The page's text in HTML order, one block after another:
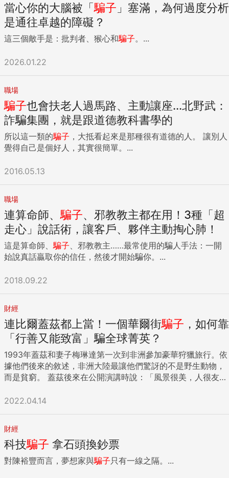
當心你的大腦被「騙子 」塞滿，為何過度分析
是通往卓越的障礙？
這三個敵手是：批判者、猴心和騙子。...
2026.01.22
職場
騙子也會扶老人過馬路、主動讓座...北野武：
詐騙集團，就是跟道德教科書學的
所以這一類的騙子 ，大抵看起來是那種很有道德的人。 讓別人
覺得自己是個好人，其實很簡單。...
2016.05.13
職場
連算命師、騙子、邪教教主都在用！3種「超
走心」說話術，讓客戶、夥伴主動掏心肺！
這是算命師、 騙子 、邪教教主……最常使用的騙人手法：一開
始說真話贏取你的信任，然後才開始騙你。...
2018.09.22
財經
連比爾蓋茲都上當！一個華爾街騙子 ，如何靠
「行善又能致富」騙全球菁英？
1993年蓋茲和妻子梅琳達第一次到非洲參加豪華狩獵旅行。依
據他們後來的敘述，非洲大陸最讓他們驚訝的不是野生動物，
而是貧窮。 蓋茲後來在公開演講時說：「風景很美，人很友
我們只知道非洲有些地方是貧窮的，但真的親赴非洲後才發
如小兒麻痺、肺炎、瘧疾和愛滋病。但要真正解決全球的健康
問題，蓋茲夫婦必須找到方法，為亞非拉丁美洲數十億窮人提
供基本的醫療服務。 因此，引領蓋茲認識納克維。 與比爾．
蓋茲合作醫療保健基金 納克維想要親近蓋茲，2012年10月蓋
2022.04.14
財經
科技騙子 拿石頭換鈔票
對陳裕豐而言，夢想家與騙子 只有一線之隔。...